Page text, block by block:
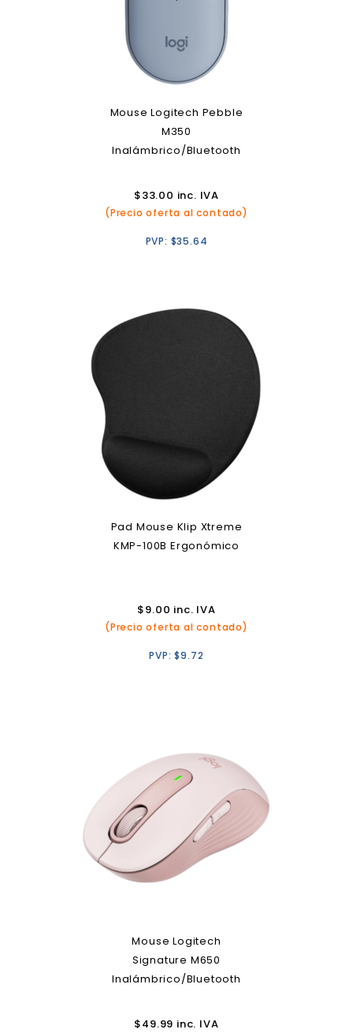
Mouse Logitech Pebble
M350
Inalámbrico/Bluetooth
$33.00 inc. IVA
(Precio oferta al contado)
PVP: $35.64
Pad Mouse Klip Xtreme
KMP-100B Ergonómico
$9.00 inc. IVA
(Precio oferta al contado)
PVP:$9.72
Mouse Logitech
Signature M650
Inalámbrico/Bluetooth
$49.99 inc. IVA